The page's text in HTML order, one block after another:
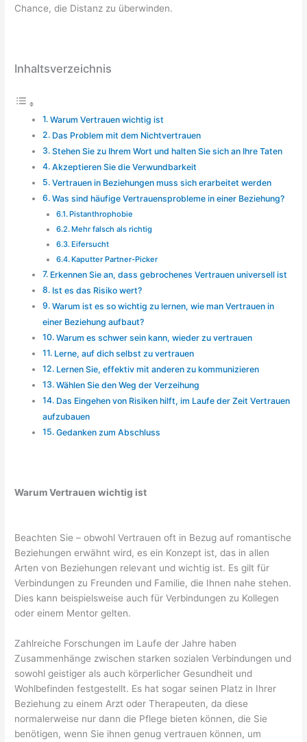
Chance, die Distanz zu überwinden.
Inhaltsverzeichnis
Warum Vertrauen wichtig ist
Das Problem mit dem Nichtvertrauen
Stehen Sie zu Ihrem Wort und halten Sie sich an Ihre Taten
Akzeptieren Sie die Verwundbarkeit
Vertrauen in Beziehungen muss sich erarbeitet werden
Was sind häufige Vertrauensprobleme in einer Beziehung?
Pistanthrophobie
Mehr falsch als richtig
Eifersucht
Kaputter Partner-Picker
Erkennen Sie an, dass gebrochenes Vertrauen universell ist
Ist es das Risiko wert?‍
Warum ist es so wichtig zu lernen, wie man Vertrauen in
einer Beziehung aufbaut?
Warum es schwer sein kann, wieder zu vertrauen
Lerne, auf dich selbst zu vertrauen
Lernen Sie, effektiv mit anderen zu kommunizieren
Wählen Sie den Weg der Verzeihung
Das Eingehen von Risiken hilft, im Laufe der Zeit Vertrauen
aufzubauen
Gedanken zum Abschluss
Warum Vertrauen wichtig ist
Beachten Sie – obwohl Vertrauen oft in Bezug auf romantische
Beziehungen erwähnt wird, es ein Konzept ist, das in allen
Arten von Beziehungen relevant und wichtig ist. Es gilt für
Verbindungen zu Freunden und Familie, die Ihnen nahe stehen.
Dies kann beispielsweise auch für Verbindungen zu Kollegen
oder einem Mentor gelten.
Zahlreiche Forschungen im Laufe der Jahre haben
Zusammenhänge zwischen starken sozialen Verbindungen und
sowohl geistiger als auch körperlicher Gesundheit und
Wohlbefinden festgestellt. Es hat sogar seinen Platz in Ihrer
Beziehung zu einem Arzt oder Therapeuten, da diese
normalerweise nur dann die Pflege bieten können, die Sie
benötigen, wenn Sie ihnen genug vertrauen können, um